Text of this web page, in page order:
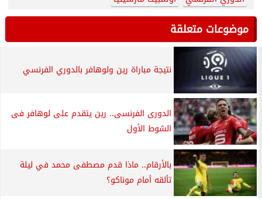
موضوعات متعلقة
نتيجة مباراة رين ولوهافر بالدوري الفرنسي
الدورى الفرنسى.. رين يتقدم على لوهافر فى
الشوط الأول
بالأرقام.. ماذا قدم مصطفى محمد في ليلة
تألقه أمام موناكو؟